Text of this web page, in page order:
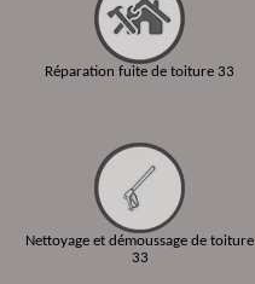
Réparation fuite de toiture 33
Nettoyage et démoussage de toiture
33